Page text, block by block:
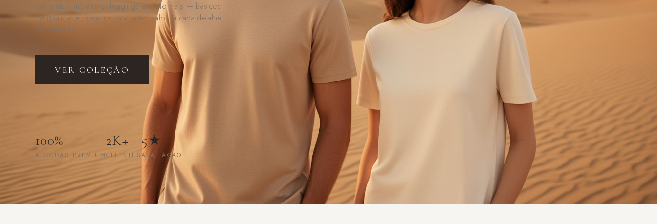
Nyanni — Camisetas Premium em Algodão Penteado e Moda Fitness Feminina | Frete Grátis São Paulo
Leggings, tops, shorts e muito mais — peças de
performance para quem treina com comprometimento
e exige o melhor.
EM BREVE
Pro
PERFORMANCE
2K+
ATLETAS
5★
AVALIAÇÃO